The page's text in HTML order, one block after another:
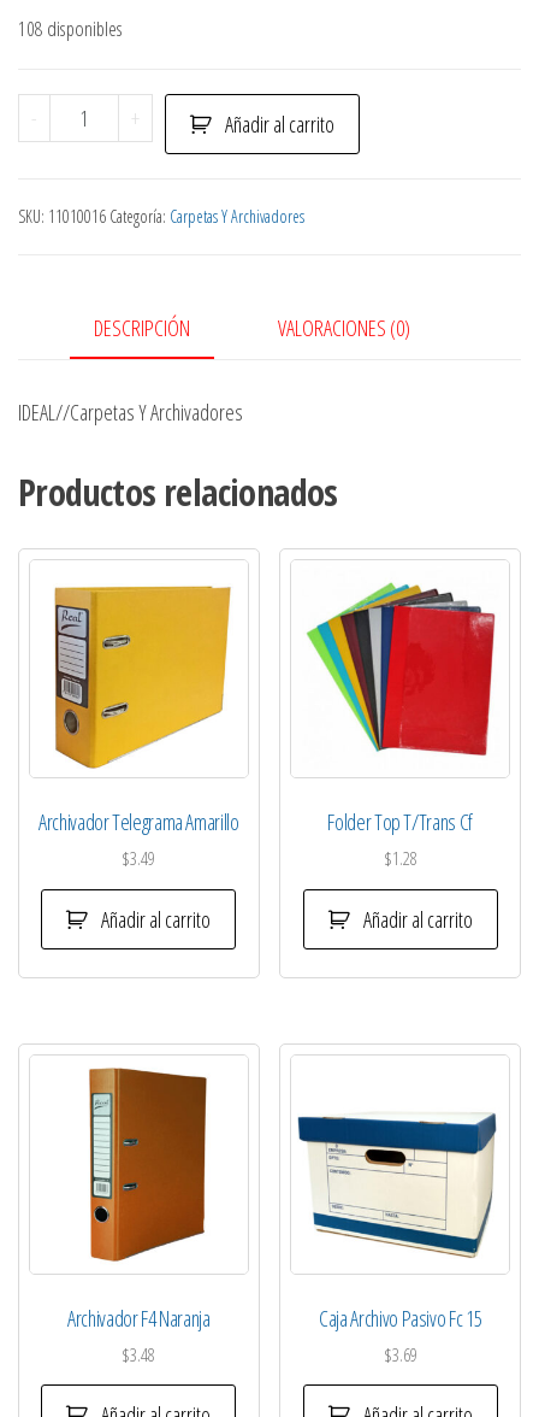
108 disponibles
-
Folder
Colgante
Vd
+ Añadir al carrito
SKU: 11010016 Categoría: Carpetas Y Archivadores
DESCRIPCIÓN VALORACIONES (0)
IDEAL//Carpetas Y Archivadores
Productos relacionados
Archivador Telegrama Amarillo
$3.49
Añadir al carrito
Folder Top T/Trans Cf
$1.28
Añadir al carrito
Archivador F4 Naranja
$3.48
Caja Archivo Pasivo Fc 15
$3.69